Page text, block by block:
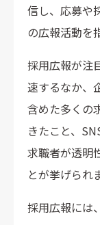
信し、応募や
の広報活動を
採用広報が注
速するなか、
含めた多くの
きたこと、
求職者が透明
とが挙げられ
採用広報には